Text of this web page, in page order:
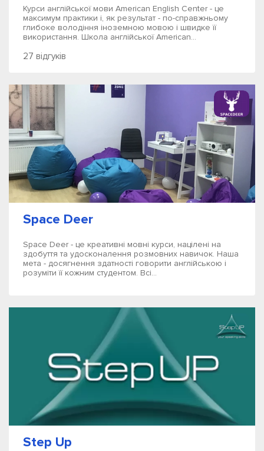
Курси англійської мови American English Center - це
максимум практики і, як результат - по-справжньому
глибоке володіння іноземною мовою і швидке її
використання. Школа англійської American...
27 відгуків
Space Deer
Space Deer - це креативні мовні курси, націлені на
здобуття та удосконалення розмовних навичок. Наша
мета - досягнення здатності говорити англійською і
розуміти її кожним студентом. Всі...
Step Up